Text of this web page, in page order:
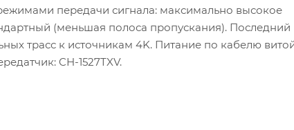
передачи сигнала: максимально высокое
(меньшая полоса пропускания). Последний
трасс к источникам 4K. Питание по кабелю
CH-1527TXV.